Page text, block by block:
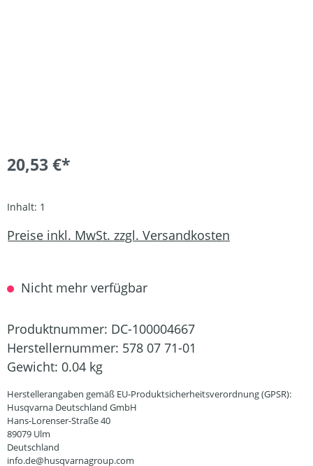
20,53 €*
Inhalt: 1
Preise inkl. MwSt. zzgl. Versandkosten
Nicht mehr verfügbar
Produktnummer: DC-100004667
Herstellernummer: 578 07 71-01
Gewicht: 0.04 kg
Herstellerangaben gemäß EU-Produktsicherheitsverordnung (GPSR):
Husqvarna Deutschland GmbH
Hans-Lorenser-Straße 40
89079 Ulm
Deutschland
info.de@husqvarnagroup.com